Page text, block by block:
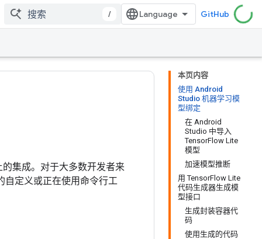
/ GitHub
本页内容
使用 Android
Studio 机器学习模
型绑定
在 Android
Studio 中导入
TensorFlow Lite
模型
加速模型推断
用 TensorFlow Lite
代码生成器生成模
型接口
生成封装容器代
码
使用生成的代码
集成。对于大多数开发者来
自定义或正在使用命令行工